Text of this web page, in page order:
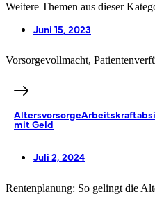
Weitere Themen aus dieser
Juni 15, 2023
Vorsorgevollmacht,
Altersvorsorge
mit Geld
Juli 2, 2024
Rentenplanung: So gelingt die